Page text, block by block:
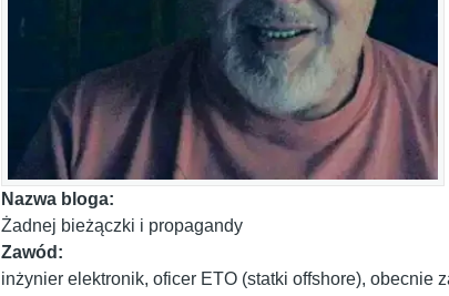
Nazwa bloga:
Żadnej bieżączki i propagandy
Zawód:
inżynier elektronik, oficer ETO (statki offshore), obecnie